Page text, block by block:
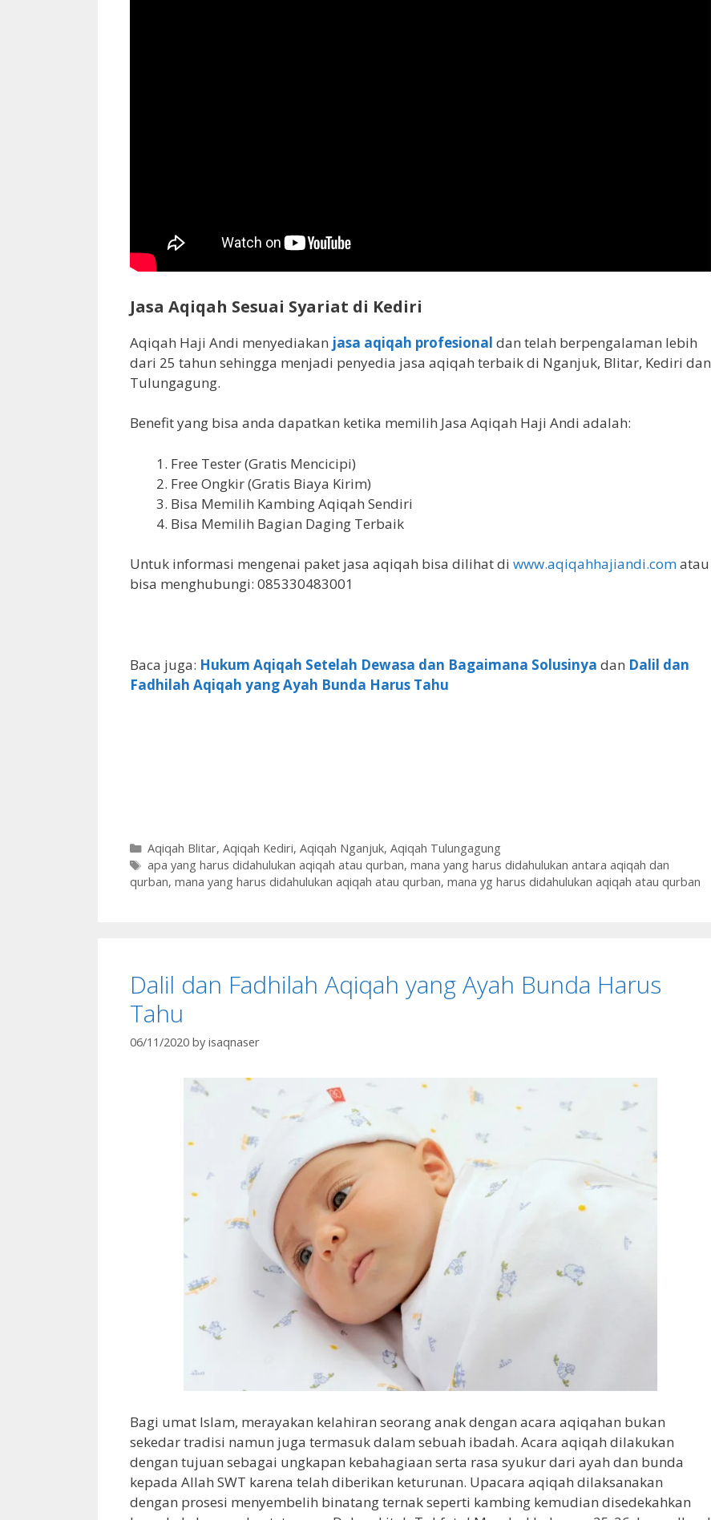
Jasa Aqiqah Sesuai Syariat di Kediri
Aqiqah Haji Andi menyediakan jasa aqiqah profesional dan telah berpengalaman lebih
dari 25 tahun sehingga menjadi penyedia jasa aqiqah terbaik di Nganjuk, Blitar, Kediri dan
Tulungagung.
Benefit yang bisa anda dapatkan ketika memilih Jasa Aqiqah Haji Andi adalah:
Free Tester (Gratis Mencicipi)
Free Ongkir (Gratis Biaya Kirim)
Bisa Memilih Kambing Aqiqah Sendiri
Bisa Memilih Bagian Daging Terbaik
Untuk informasi mengenai paket jasa aqiqah bisa dilihat di www.aqiqahhajiandi.comatau
bisa menghubungi: 085330483001
Baca juga: Hukum Aqiqah Setelah Dewasa dan Bagaimana Solusinya dan Dalil dan
Fadhilah Aqiqah yang Ayah Bunda Harus Tahu
Aqiqah Blitar, Aqiqah Kediri, Aqiqah Nganjuk, Aqiqah Tulungagung
apa yang harus didahulukan aqiqah atau qurban, mana yang harus didahulukan antara aqiqah dan
qurban, mana yang harus didahulukan aqiqah atau qurban, mana yg harus didahulukan aqiqah atau qurban
Dalil dan Fadhilah Aqiqah yang Ayah Bunda Harus
Tahu
06/11/2020 by isaqnaser
Bagi umat Islam, merayakan kelahiran seorang anak dengan acara aqiqahan bukan
sekedar tradisi namun juga termasuk dalam sebuah ibadah. Acara aqiqah dilakukan
dengan tujuan sebagai ungkapan kebahagiaan serta rasa syukur dari ayah dan bunda
kepada Allah SWT karena telah diberikan keturunan. Upacara aqiqah dilaksanakan
dengan prosesi menyembelih binatang ternak seperti kambing kemudian disedekahkan